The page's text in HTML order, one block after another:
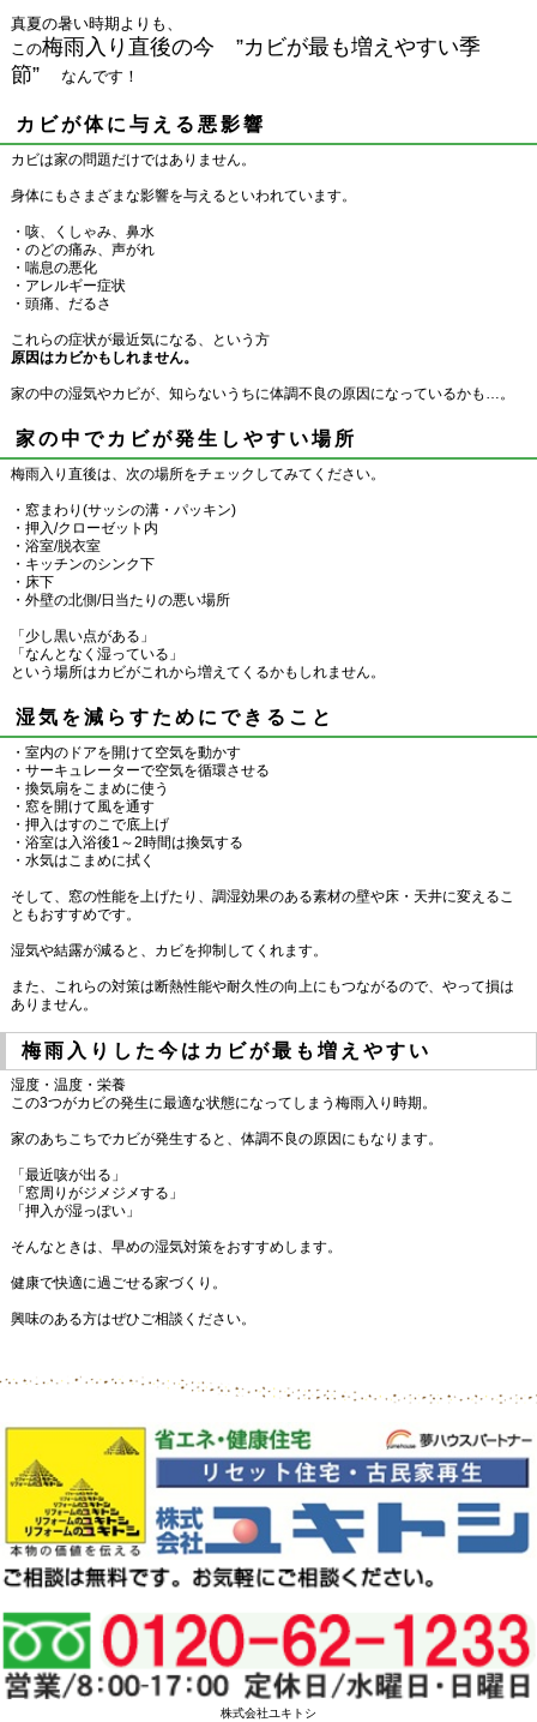
真夏の暑い時期よりも、
この梅雨入り直後の今 ”カビが最も増えやすい季
節”
なんです！
カビが体に与える悪影響
カビは家の問題だけではありません。
身体にもさまざまな影響を与えるといわれています。
・咳、くしゃみ、鼻水
・のどの痛み、声がれ
・喘息の悪化
・アレルギー症状
・頭痛、だるさ
これらの症状が最近気になる、という方
原因はカビかもしれません。
家の中の湿気やカビが、知らないうちに体調不良の原因になっているかも…。
家の中でカビが発生しやすい場所
梅雨入り直後は、次の場所をチェックしてみてください。
・窓まわり(サッシの溝・パッキン)
・押入/クローゼット内
・浴室/脱衣室
・キッチンのシンク下
・床下
・外壁の北側/日当たりの悪い場所
「少し黒い点がある」
「なんとなく湿っている」
という場所はカビがこれから増えてくるかもしれません。
湿気を減らすためにできること
・室内のドアを開けて空気を動かす
・サーキュレーターで空気を循環させる
・換気扇をこまめに使う
・窓を開けて風を通す
・押入はすのこで底上げ
・浴室は入浴後1～2時間は換気する
・水気はこまめに拭く
そして、窓の性能を上げたり、調湿効果のある素材の壁や床・天井に変えるこ
ともおすすめです。
湿気や結露が減ると、カビを抑制してくれます。
また、これらの対策は断熱性能や耐久性の向上にもつながるので、やって損は
ありません。
梅雨入りした今はカビが最も増えやすい
湿度・温度・栄養
この3つがカビの発生に最適な状態になってしまう梅雨入り時期。
家のあちこちでカビが発生すると、体調不良の原因にもなります。
「最近咳が出る」
「窓周りがジメジメする」
「押入が湿っぽい」
そんなときは、早めの湿気対策をおすすめします。
健康で快適に過ごせる家づくり。
興味のある方はぜひご相談ください。
株式会社ユキトシ